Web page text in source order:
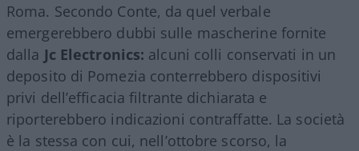
Roma. Secondo Conte, da quel verbale
emergerebbero dubbi sulle mascherine fornite
dalla Jc Electronics: alcuni colli conservati in un
deposito di Pomezia conterrebbero dispositivi
privi dell’efficacia filtrante dichiarata e
riporterebbero indicazioni contraffatte. La società
è la stessa con cui, nell’ottobre scorso, la